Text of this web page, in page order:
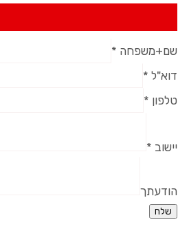
שם+משפחה *
דוא"ל *
טלפון *
יישוב *
הודעתך
שלח